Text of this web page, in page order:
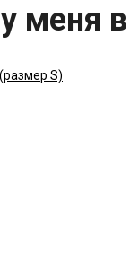
меня